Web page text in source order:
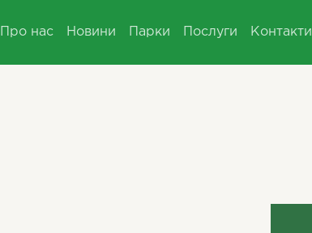
Про нас Новини Парки Послуги Контакти